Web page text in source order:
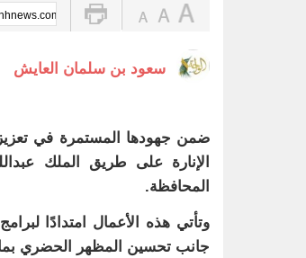
?p=102282
سعود بن سلمان العايش
ضمن جهودها المستمرة في
الإنارة على طريق الملك
المحافظة.
وتأتي هذه الأعمال امتدادًا
جانب تحسين المظهر الحضري بما